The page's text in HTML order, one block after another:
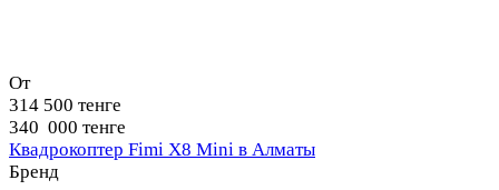
От
314 500 тенге
340 000 тенге
Квадрокоптер Fimi X8 Mini в Алматы
Бренд